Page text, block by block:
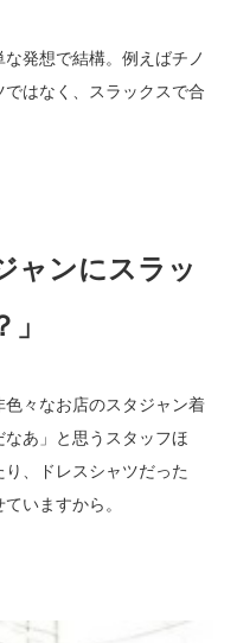
発想で結構。例えばチノ
はなく、スラックスで合
ャンにスラッ
々なお店のスタジャン着
あ」と思うスタッフほ
、ドレスシャツだった
いますから。